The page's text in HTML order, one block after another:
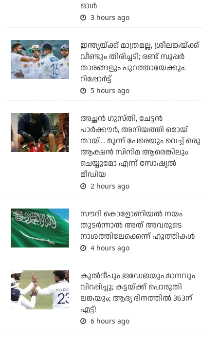
ഓള്‍
3 hours ago
ഇന്ത്യയ്ക്ക് മാത്രമല്ല, ശ്രീലങ്കയ്ക്ക്
വീണ്ടും തിരിച്ചടി; രണ്ട് സൂപ്പര്‍
താരങ്ങളും പുറത്തായേക്കും:
റിപ്പോര്‍ട്ട്
5 hours ago
അച്ഛന്‍ ഗുസ്തി, ചേട്ടന്‍
പാര്‍ക്കൗര്‍, അനിയത്തി മൊയ്
തായ്.... മൂന്ന് പേരെയും വെച്ച് ഒരു
ആക്ഷന്‍ സിനിമ ആരെങ്കിലും
ചെയ്യുമോ എന്ന് സോഷ്യല്‍
മീഡിയ
2 hours ago
സൗദി കൊളോണിയല്‍ നയം
തുടര്‍ന്നാല്‍ അത് അവരുടെ
നാശത്തിലേക്കെന്ന് ഹൂത്തികള്‍
4 hours ago
കുല്‍ദീപും ജഡേജയും മാനവും
വിറപ്പിച്ചു; കട്ടയ്ക്ക് പൊരുതി
ലങ്കയും; ആദ്യ ദിനത്തില്‍ 363ന്
എട്ട്!
6 hours ago